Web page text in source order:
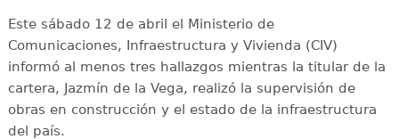
Este sábado 12 de abril el Ministerio de
Comunicaciones, Infraestructura y Vivienda (CIV)
informó al menos tres hallazgos mientras la titular de la
cartera, Jazmín de la Vega, realizó la supervisión de
obras en construcción y el estado de la infraestructura
del país.